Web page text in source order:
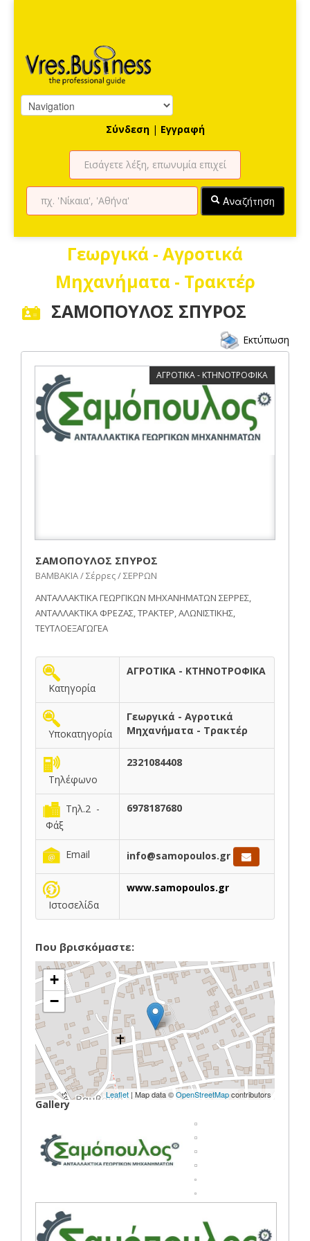
Σύνδεση | Εγγραφή
Αναζήτηση
Γεωργικά - Αγροτικά
Μηχανήματα - Τρακτέρ
ΣΑΜΟΠΟΥΛΟΣ ΣΠΥΡΟΣ
Εκτύπωση
ΑΓΡΟΤΙΚΑ - ΚΤΗΝΟΤΡΟΦΙΚΑ
ΣΑΜΟΠΟΥΛΟΣ ΣΠΥΡΟΣ
ΒΑΜΒΑΚΙΑ / Σέρρες / ΣΕΡΡΩΝ
ΑΝΤΑΛΛΑΚΤΙΚΑ ΓΕΩΡΓΙΚΩΝ ΜΗΧΑΝΗΜΑΤΩΝ ΣΕΡΡΕΣ,
ΑΝΤΑΛΛΑΚΤΙΚΑ ΦΡΕΖΑΣ, ΤΡΑΚΤΕΡ, ΑΛΩΝΙΣΤΙΚΗΣ,
ΤΕΥΤΛΟΕΞΑΓΩΓΕΑ
Κατηγορία
ΑΓΡΟΤΙΚΑ - ΚΤΗΝΟΤΡΟΦΙΚΑ
Υποκατηγορία
Γεωργικά - Αγροτικά
Μηχανήματα - Τρακτέρ
Τηλέφωνο
2321084408
Τηλ.2 -
Φάξ
6978187680
Email info@samopoulos.gr
Ιστοσελίδα
www.samopoulos.gr
Που βρισκόμαστε:
+
−
Leaflet | Map data ©OpenStreetMapcontributors
Gallery